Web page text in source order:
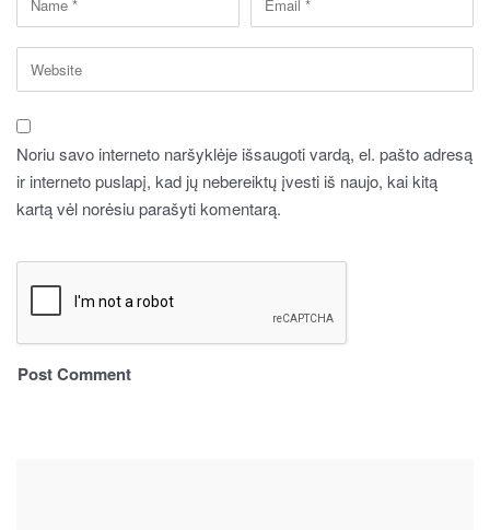
Noriu savo interneto naršyklėje išsaugoti vardą, el. pašto adresą
ir interneto puslapį, kad jų nebereiktų įvesti iš naujo, kai kitą
kartą vėl norėsiu parašyti komentarą.